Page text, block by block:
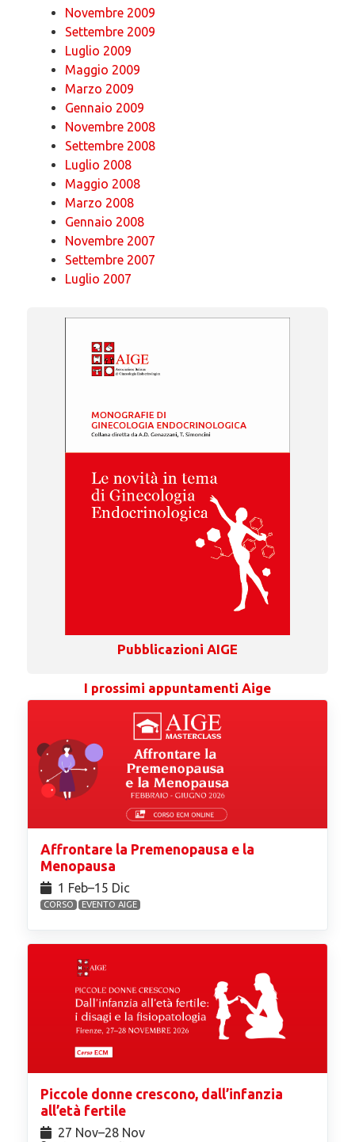
Novembre 2009
Settembre 2009
Luglio 2009
Maggio 2009
Marzo 2009
Gennaio 2009
Novembre 2008
Settembre 2008
Luglio 2008
Maggio 2008
Marzo 2008
Gennaio 2008
Novembre 2007
Settembre 2007
Luglio 2007
Pubblicazioni AIGE
I prossimi appuntamenti Aige
Affrontare la Premenopausa e la
Menopausa
1 Feb⁠–15 Dic
CORSO EVENTO AIGE
Piccole donne crescono, dall’infanzia
all’età fertile
27 Nov⁠–28 Nov